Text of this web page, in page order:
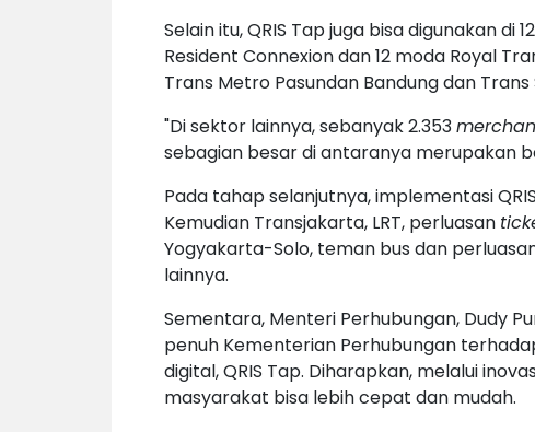
Selain itu, QRIS Tap juga bisa digunakan
Resident Connexion dan 12 moda Royal
Trans Metro Pasundan Bandung dan Trans
"Di sektor lainnya, sebanyak 2.353
sebagian besar di antaranya merupakan
Pada tahap selanjutnya, implementasi
Kemudian Transjakarta, LRT, perluasan
Yogyakarta-Solo, teman bus dan
lainnya.
Sementara, Menteri Perhubungan, Dudy
penuh Kementerian Perhubungan
digital, QRIS Tap. Diharapkan, melalui
masyarakat bisa lebih cepat dan mudah.